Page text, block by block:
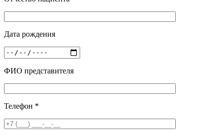
Дата рождения
ФИО представителя
Телефон *